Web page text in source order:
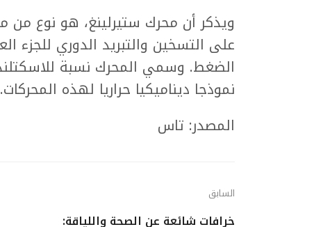
ويذكر أن محرك ستيرلينغ، هو نوع من
على التسخين والتبريد الدوري للجزء
نموذجا ديناميكيا حراريا لهذه المحركات.
المصدر: تاس
السابق
خرافات شائعة عن الصحة واللياقة: